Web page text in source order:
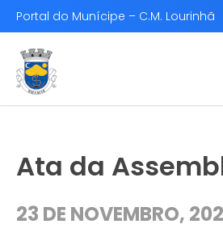
Portal do Munícipe – C.M. Lourinhã
Ata da
23 DE NOVEMBRO,